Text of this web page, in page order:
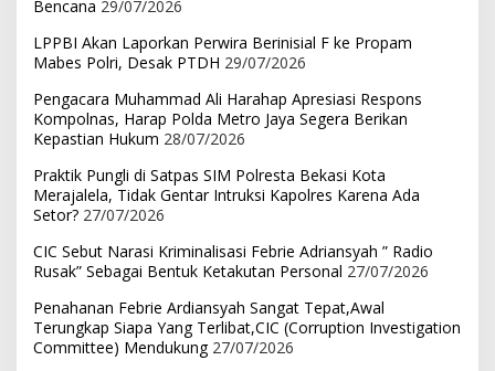
Bencana 29/07/2026
LPPBI Akan Laporkan Perwira Berinisial F ke Propam
Mabes Polri, Desak PTDH 29/07/2026
Pengacara Muhammad Ali Harahap Apresiasi Respons
Kompolnas, Harap Polda Metro Jaya Segera Berikan
Kepastian Hukum 28/07/2026
Praktik Pungli di Satpas SIM Polresta Bekasi Kota
Merajalela, Tidak Gentar Intruksi Kapolres Karena Ada
Setor? 27/07/2026
CIC Sebut Narasi Kriminalisasi Febrie Adriansyah ” Radio
Rusak” Sebagai Bentuk Ketakutan Personal 27/07/2026
Penahanan Febrie Ardiansyah Sangat Tepat,Awal
Terungkap Siapa Yang Terlibat,CIC (Corruption Investigation
Committee) Mendukung 27/07/2026